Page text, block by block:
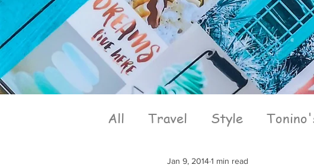
All Travel Style
Jan 9, 20141 min read